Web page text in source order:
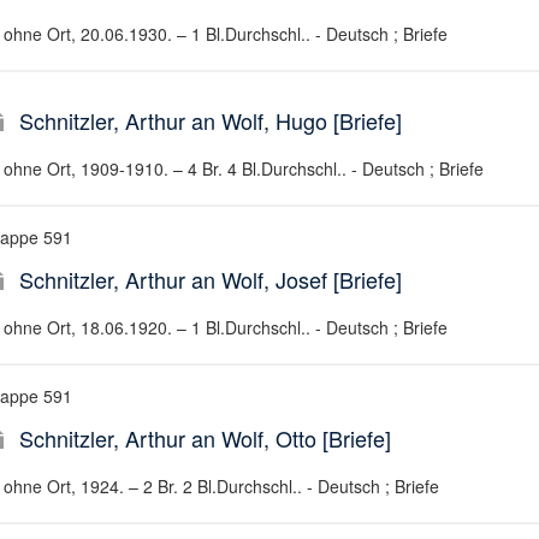
ohne Ort, 20.06.1930. – 1 Bl.Durchschl.. - Deutsch ; Briefe
Schnitzler, Arthur an Wolf, Hugo [Briefe]
ohne Ort, 1909-1910. – 4 Br. 4 Bl.Durchschl.. - Deutsch ; Briefe
591
Schnitzler, Arthur an Wolf, Josef [Briefe]
ohne Ort, 18.06.1920. – 1 Bl.Durchschl.. - Deutsch ; Briefe
591
Schnitzler, Arthur an Wolf, Otto [Briefe]
ohne Ort, 1924. – 2 Br. 2 Bl.Durchschl.. - Deutsch ; Briefe